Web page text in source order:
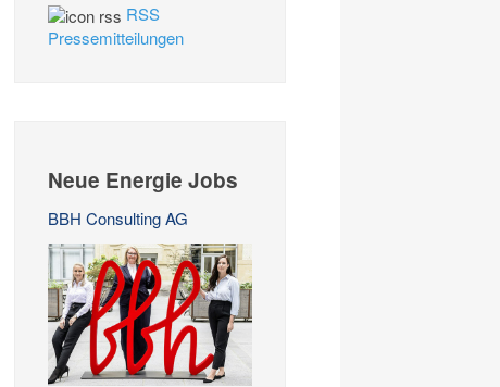
RSS
Pressemitteilungen
Neue Energie Jobs
BBH Consulting AG